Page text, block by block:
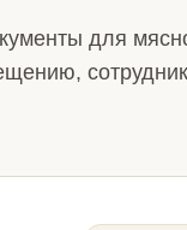
для